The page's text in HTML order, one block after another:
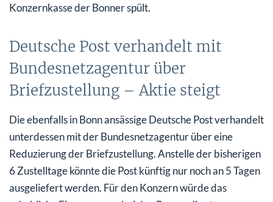
Konzernkasse der Bonner spült.
Deutsche Post verhandelt mit
Bundesnetzagentur über
Briefzustellung – Aktie steigt
Die ebenfalls in Bonn ansässige Deutsche Post verhandelt
unterdessen mit der Bundesnetzagentur über eine
Reduzierung der Briefzustellung. Anstelle der bisherigen
6 Zustelltage könnte die Post künftig nur noch an 5 Tagen
ausgeliefert werden. Für den Konzern würde das